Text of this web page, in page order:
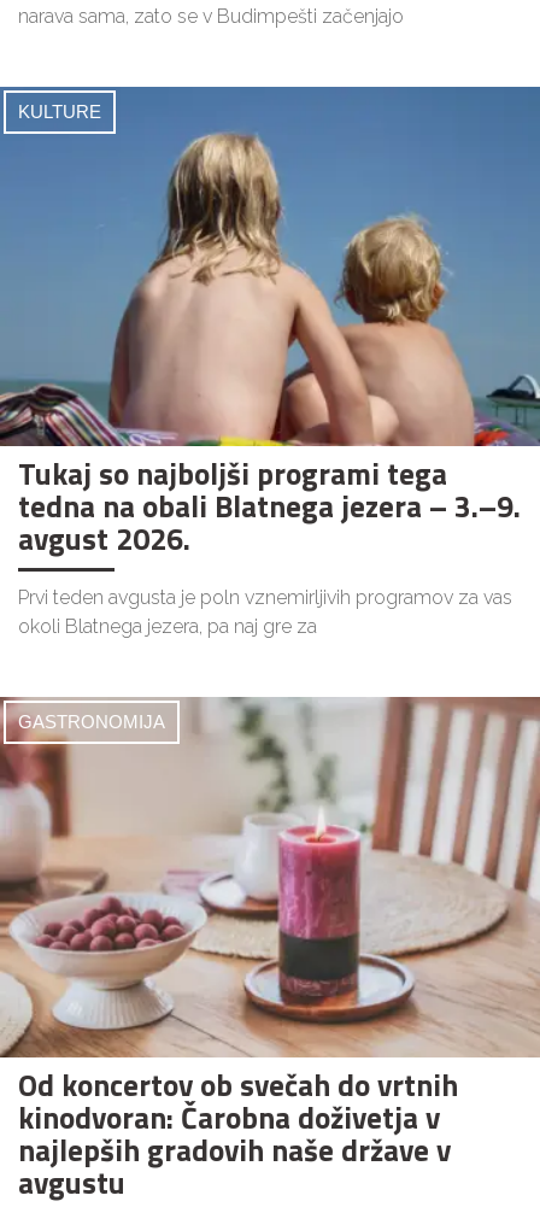
narava sama, zato se v Budimpešti začenjajo
KULTURE
Tukaj so najboljši programi tega
tedna na obali Blatnega jezera – 3.–9.
avgust 2026.
Prvi teden avgusta je poln vznemirljivih programov za vas
okoli Blatnega jezera, pa naj gre za
GASTRONOMIJA
Od koncertov ob svečah do vrtnih
kinodvoran: Čarobna doživetja v
najlepših gradovih naše države v
avgustu